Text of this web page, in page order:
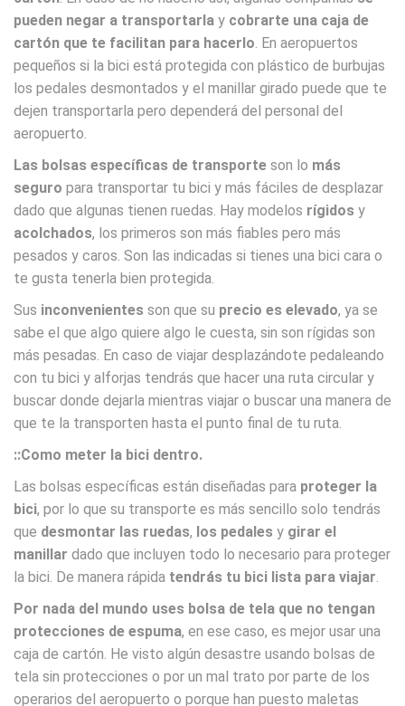
pueden negar a transportarla y cobrarte una caja de
cartón que te facilitan para hacerlo. En aeropuertos
pequeños si la bici está protegida con plástico de burbujas
los pedales desmontados y el manillar girado puede que te
dejen transportarla pero dependerá del personal del
aeropuerto.
Las bolsas específicas de transporte son lo más
seguro para transportar tu bici y más fáciles de desplazar
dado que algunas tienen ruedas. Hay modelos rígidos y
acolchados, los primeros son más fiables pero más
pesados y caros. Son las indicadas si tienes una bici cara o
te gusta tenerla bien protegida.
Sus inconvenientes son que su precio es elevado, ya se
sabe el que algo quiere algo le cuesta, sin son rígidas son
más pesadas. En caso de viajar desplazándote pedaleando
con tu bici y alforjas tendrás que hacer una ruta circular y
buscar donde dejarla mientras viajar o buscar una manera de
que te la transporten hasta el punto final de tu ruta.
::Como meter la bici dentro.
Las bolsas específicas están diseñadas para proteger la
bici, por lo que su transporte es más sencillo solo tendrás
que desmontar las ruedas, los pedales y girar el
manillar dado que incluyen todo lo necesario para proteger
la bici. De manera rápida tendrás tu bici lista para viajar.
Por nada del mundo uses bolsa de tela que no tengan
protecciones de espuma, en ese caso, es mejor usar una
caja de cartón. He visto algún desastre usando bolsas de
tela sin protecciones o por un mal trato por parte de los
operarios del aeropuerto o porque han puesto maletas